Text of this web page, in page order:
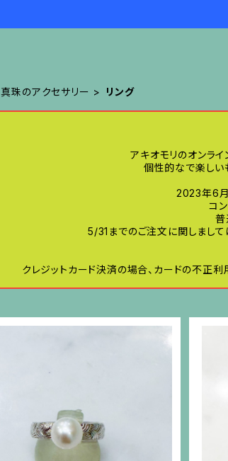
真珠のアクセサリー リング
アキオモリのオンライ
個性的なで楽しい
2023年6月
コ
普
5/31までのご注文に関しまし
クレジットカード決済の場合、カードの不正